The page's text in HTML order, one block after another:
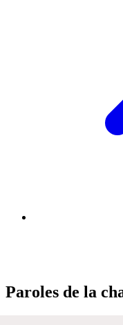
Paroles de la